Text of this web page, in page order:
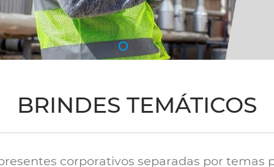
BRINDES TEMÁTICOS
corporativos separadas por temas